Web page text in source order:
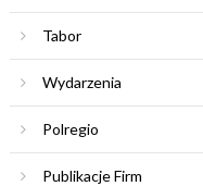
Tabor
Wydarzenia
Polregio
Publikacje Firm